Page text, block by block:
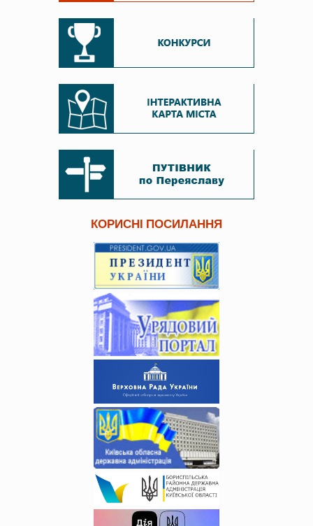
КОРИСНІ ПОСИЛАННЯ